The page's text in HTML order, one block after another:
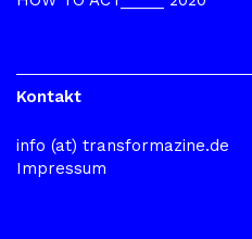
Kontakt
info (at) transformazine.de
Impressum